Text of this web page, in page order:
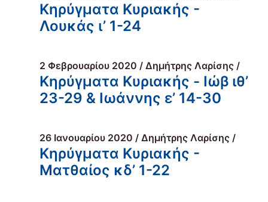
Κηρύγματα Κυριακής -
Λουκάς ι’ 1-24
2 Φεβρουαρίου 2020 / Δημήτρης Λαρίσης /
Κηρύγματα Κυριακής - Ιώβ ιθ’
23-29 & Ιωάννης ε’ 14-30
26 Ιανουαρίου 2020 / Δημήτρης Λαρίσης /
Κηρύγματα Κυριακής -
Ματθαίος κδ’ 1-22